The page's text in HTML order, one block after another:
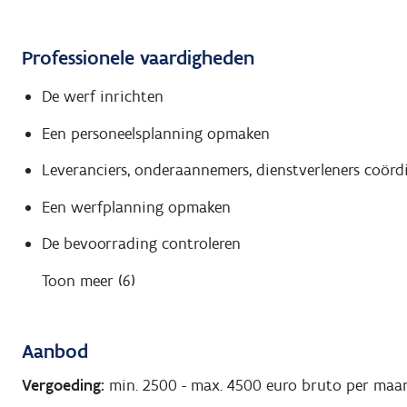
Professionele vaardigheden
De werf inrichten
Een personeelsplanning opmaken
Leveranciers, onderaannemers, dienstverleners
Een werfplanning opmaken
De bevoorrading controleren
Toon meer (6)
Aanbod
Vergoeding: min. 2500 - max. 4500 euro bruto per